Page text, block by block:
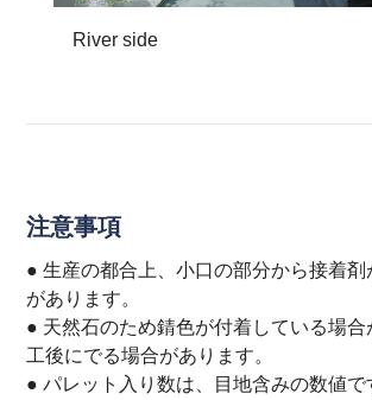
River side
注意事項
● 生産の都合上、小口の部分から接着剤
があります。
● 天然石のため錆色が付着している場
工後にでる場合があります。
● パレット入り数は、目地含みの数値で